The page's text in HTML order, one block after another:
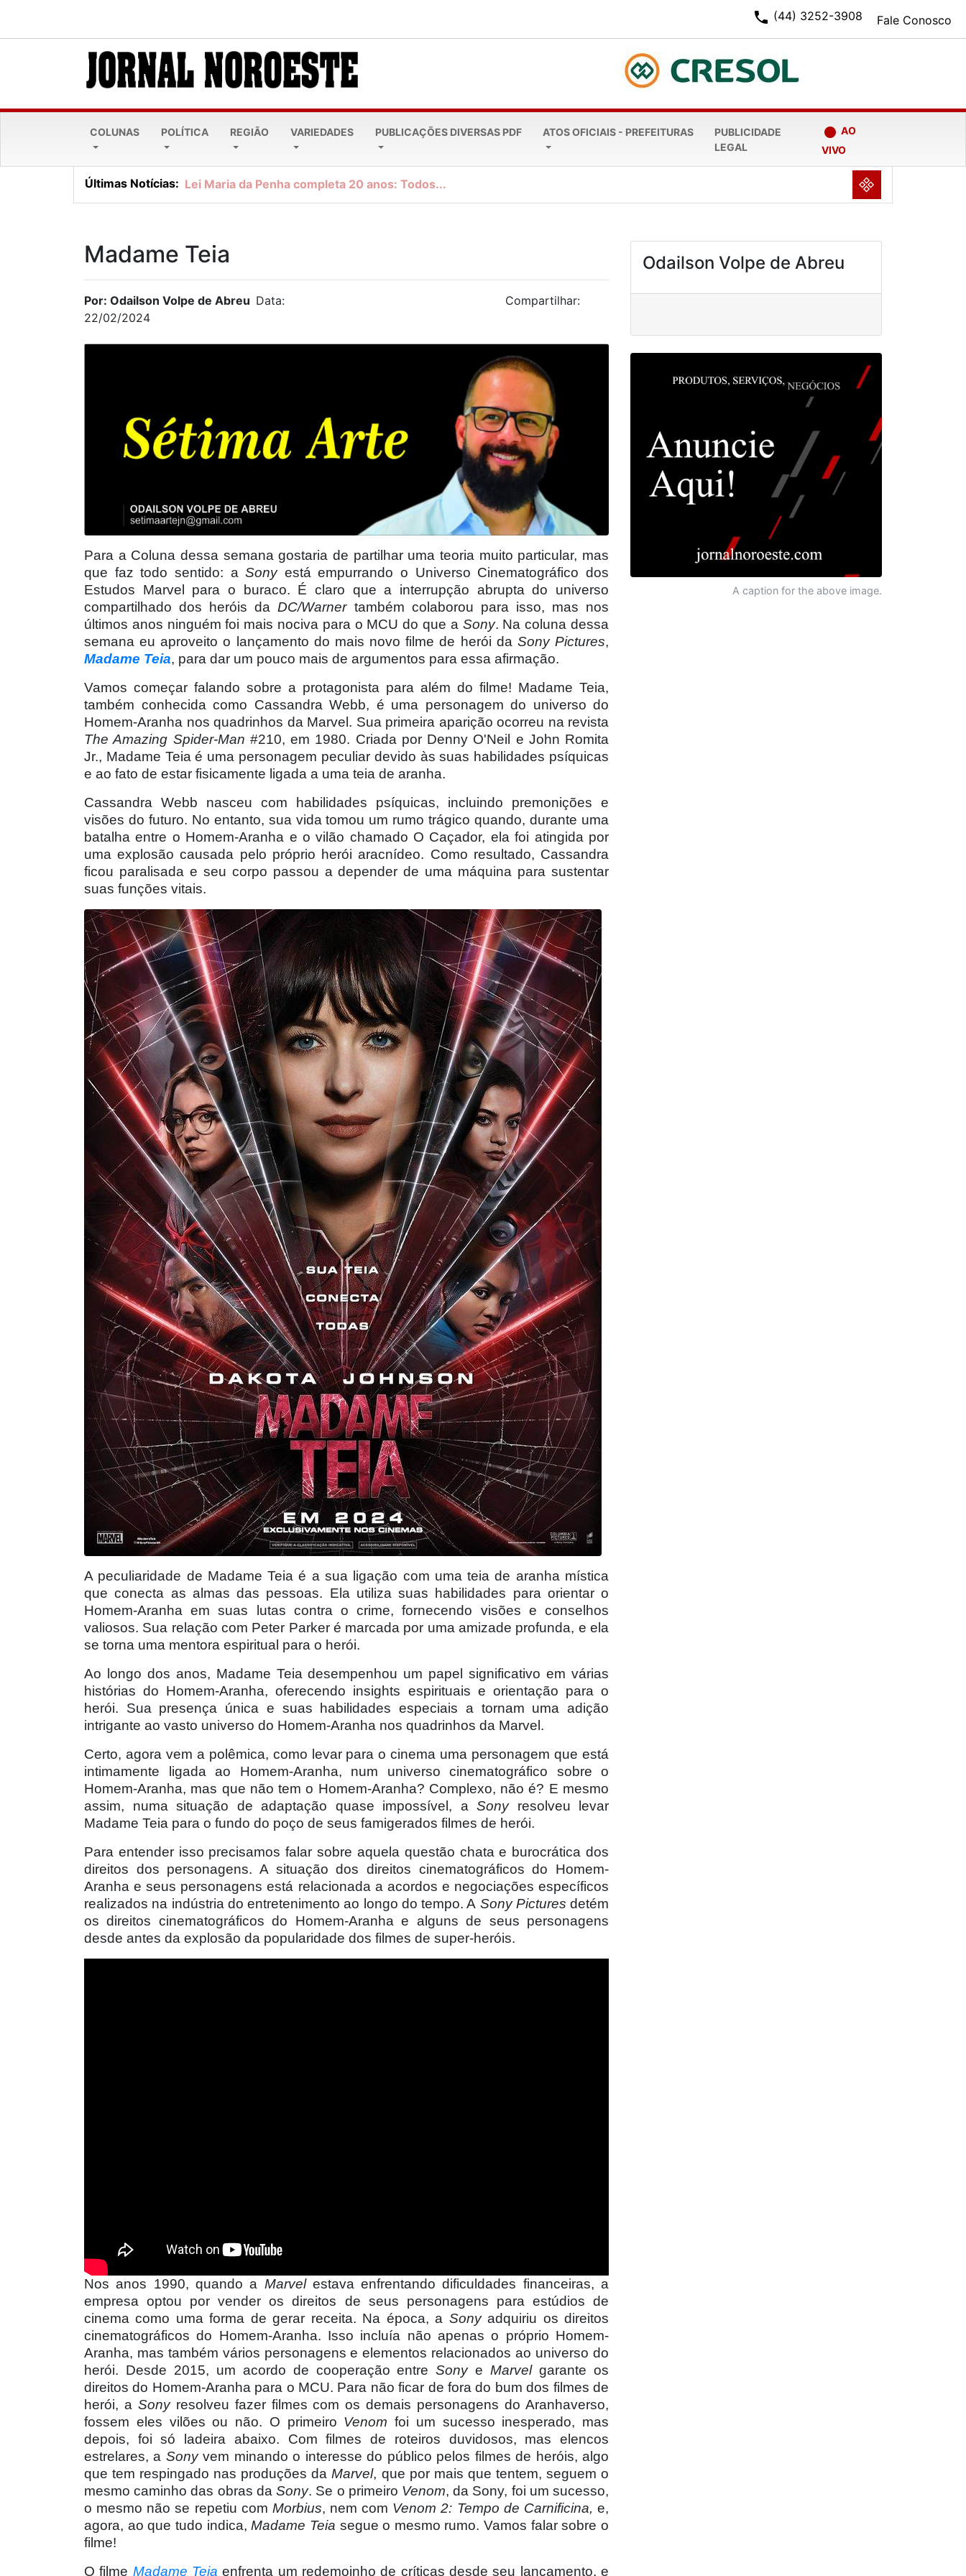
Fale Conosco
phone (44) 3252-3908
COLUNAS POLÍTICA REGIÃO VARIEDADES PUBLICAÇÕES DIVERSAS PDF ATOS OFICIAIS - PREFEITURAS
PUBLICIDADE
LEGAL
fiber_manual_record AO
VIVO
Últimas Notícias: Lei Maria da Penha completa 20 anos: Todos... NULL
Madame Teia
Por: Odailson Volpe de Abreu Data:
22/02/2024
Compartilhar:
Para a Coluna dessa semana gostaria de partilhar uma teoria muito particular, mas
que faz todo sentido: aSonyestá empurrando o Universo Cinematográfico dos
Estudos Marvel para o buraco. É claro que a interrupção abrupta do universo
compartilhado dos heróis daDC/Warnertambém colaborou para isso, mas nos
últimos anos ninguém foi mais nociva para o MCU do que a Sony. Na coluna dessa
semana eu aproveito o lançamento do mais novo filme de herói da Sony Pictures,
Madame Teia, para dar um pouco mais de argumentos para essa afirmação.
Vamos começar falando sobre a protagonista para além do filme! Madame Teia,
também conhecida como Cassandra Webb, é uma personagem do universo do
Homem-Aranha nos quadrinhos da Marvel. Sua primeira aparição ocorreu na revista
The Amazing Spider-Man #210, em 1980. Criada por Denny O'Neil e John Romita
Jr., Madame Teia é uma personagem peculiar devido às suas habilidades psíquicas
e ao fato de estar fisicamente ligada a uma teia de aranha.
Cassandra Webb nasceu com habilidades psíquicas, incluindo premonições e
visões do futuro. No entanto, sua vida tomou um rumo trágico quando, durante uma
batalha entre o Homem-Aranha e o vilão chamado O Caçador, ela foi atingida por
uma explosão causada pelo próprio herói aracnídeo. Como resultado, Cassandra
ficou paralisada e seu corpo passou a depender de uma máquina para sustentar
suas funções vitais.
A peculiaridade de Madame Teia é a sua ligação com uma teia de aranha mística
que conecta as almas das pessoas. Ela utiliza suas habilidades para orientar o
Homem-Aranha em suas lutas contra o crime, fornecendo visões e conselhos
valiosos. Sua relação com Peter Parker é marcada por uma amizade profunda, e ela
se torna uma mentora espiritual para o herói.
Ao longo dos anos, Madame Teia desempenhou um papel significativo em várias
histórias do Homem-Aranha, oferecendo insights espirituais e orientação para o
herói. Sua presença única e suas habilidades especiais a tornam uma adição
intrigante ao vasto universo do Homem-Aranha nos quadrinhos da Marvel.
Certo, agora vem a polêmica, como levar para o cinema uma personagem que está
intimamente ligada ao Homem-Aranha, num universo cinematográfico sobre o
Homem-Aranha, mas que não tem o Homem-Aranha? Complexo, não é? E mesmo
assim, numa situação de adaptação quase impossível, a Sony resolveu levar
Madame Teia para o fundo do poço de seus famigerados filmes de herói.
Para entender isso precisamos falar sobre aquela questão chata e burocrática dos
direitos dos personagens. A situação dos direitos cinematográficos do Homem-
Aranha e seus personagens está relacionada a acordos e negociações específicos
realizados na indústria do entretenimento ao longo do tempo. A Sony Pictures detém
os direitos cinematográficos do Homem-Aranha e alguns de seus personagens
desde antes da explosão da popularidade dos filmes de super-heróis.
Nos anos 1990, quando a Marvelestava enfrentando dificuldades financeiras, a
empresa optou por vender os direitos de seus personagens para estúdios de
cinema como uma forma de gerar receita. Na época, a Sonyadquiriu os direitos
cinematográficos do Homem-Aranha. Isso incluía não apenas o próprio Homem-
Aranha, mas também vários personagens e elementos relacionados ao universo do
herói. Desde 2015, um acordo de cooperação entreSonyeMarvelgarante os
direitos do Homem-Aranha para o MCU. Para não ficar de fora do bum dos filmes de
herói, a Sonyresolveu fazer filmes com os demais personagens do Aranhaverso,
fossem eles vilões ou não. O primeiro Venom foi um sucesso inesperado, mas
depois, foi só ladeira abaixo. Com filmes de roteiros duvidosos, mas elencos
estrelares, a Sonyvem minando o interesse do público pelos filmes de heróis, algo
que tem respingado nas produções daMarvel, que por mais que tentem, seguem o
mesmo caminho das obras daSony. Se o primeiro Venom, da Sony, foi um sucesso,
o mesmo não se repetiu com Morbius, nem com Venom 2: Tempo de Carnificina,e,
agora, ao que tudo indica,Madame Teia segue o mesmo rumo. Vamos falar sobre o
filme!
O filme Madame Teia enfrenta um redemoinho de críticas desde seu lançamento, e
Odailson Volpe de Abreu
A caption for the above image.